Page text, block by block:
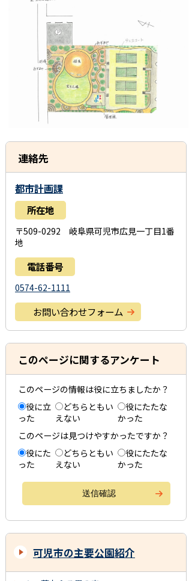
連絡先
都市計画課
所在地
〒509-0292 岐阜県可児市広見一丁目1番
地
電話番号
0574-62-1111
お問い合わせフォーム
このページに関するアンケート
このページの情報は役に立ちましたか？
役に立
った
どちらともい
えない
役にたたな
かった
このページは見つけやすかったですか？
役にた
った
どちらともい
えない
役にたたな
かった
可児市の主要公園紹介